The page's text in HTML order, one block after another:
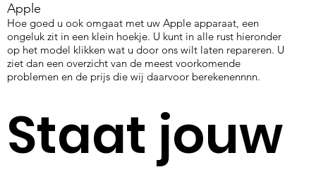
Apple
Hoe goed u ook omgaat met uw Apple apparaat, een
ongeluk zit in een klein hoekje. U kunt in alle rust hieronder
op het model klikken wat u door ons wilt laten repareren. U
ziet dan een overzicht van de meest voorkomende
problemen en de prijs die wij daarvoor berekenennnn.
Staat jouw